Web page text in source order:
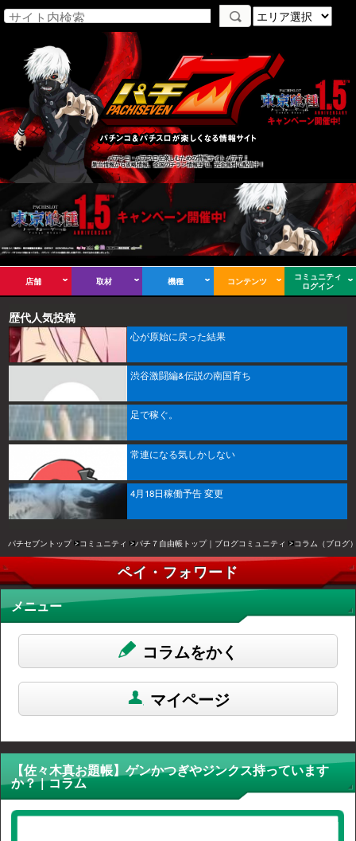
パチンコ・パチスロを楽しむための情報サイト パチ７！
新台情報から攻略情報、全国のチラシ情報まで、完全無料で配信中！
店舗 取材 機種 コンテンツ
コミュニティ
ログイン
歴代人気投稿
心が原始に戻った結果
渋谷激闘編&伝説の南国育ち
足で稼ぐ。
常連になる気しかしない
4月18日稼働予告 変更
パチセブントップ コミュニティ パチ７自由帳トップ｜ブログコミュニティ コラム（ブログ
ペイ・フォワード
メニュー
コラムをかく
マイページ
【佐々木真お題帳】ゲンかつぎやジンクス持っています
か？ | コラム